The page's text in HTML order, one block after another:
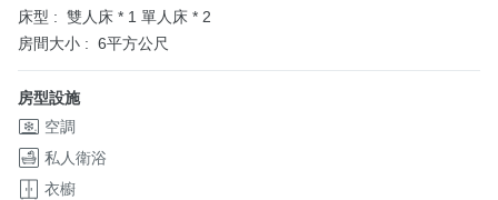
床型 : 雙人床 * 1 單人床 * 2
房間大小 : 6平方公尺
房型設施
空調
私人衛浴
衣櫥